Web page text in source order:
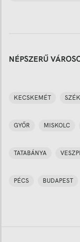
NÉPSZERŰ
KECSKEMÉT
GYŐR MISKOLC
TATABÁNYA
PÉCS BUDAPEST